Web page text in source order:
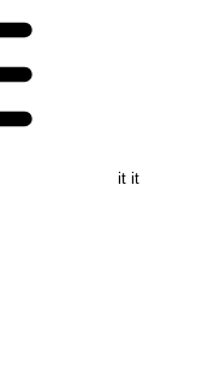
it it